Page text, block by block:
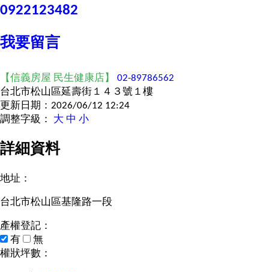
0922123482
我要留言
【信義房屋 民生健康店】 02-89786562
台北市松山區延壽街１４３號１樓
更新日期：2026/06/12 12:24
調整字級：
大 中 小
詳細資料
地址：
台北市松山區基隆路一段
產權登記：
有
無
權狀坪數：